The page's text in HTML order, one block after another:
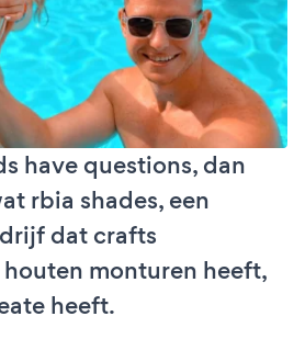
have questions, dan
rbia shades, een
dat crafts
monturen heeft,
heeft.